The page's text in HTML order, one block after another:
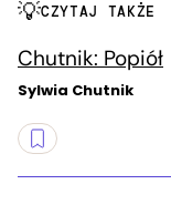
CZYTAJ TAKŻE
Chutnik: Popiół
Sylwia Chutnik